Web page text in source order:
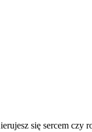
się sercem czy